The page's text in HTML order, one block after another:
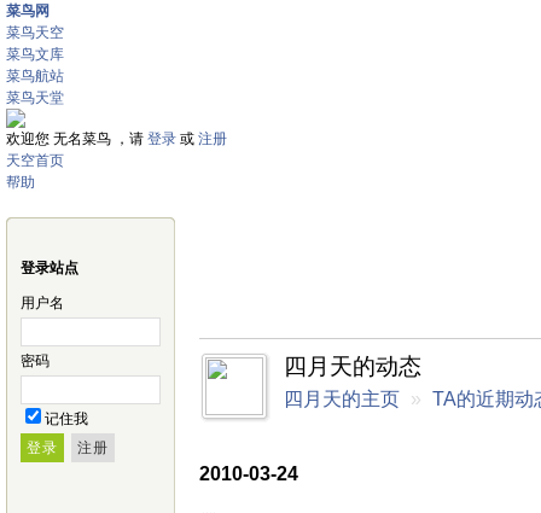
菜鸟网
菜鸟天空
菜鸟文库
菜鸟航站
菜鸟天堂
欢迎您 无名菜鸟 ，请 登录 或 注册
天空首页
帮助
登录站点
用户名
密码
记住我
四月天的动态
四月天的主页 » TA的近期动
2010-03-24